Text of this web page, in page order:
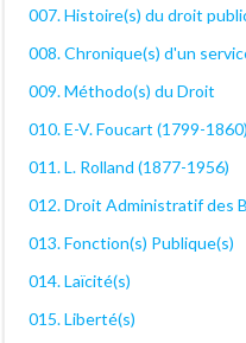
007. Histoire(s) du droit
008. Chronique(s) d'un
009. Méthodo(s) du Droit
010. E-V. Foucart (1799-1860)
011. L. Rolland (1877-1956)
012. Droit Administratif des
013. Fonction(s) Publique(s)
014. Laïcité(s)
015. Liberté(s)